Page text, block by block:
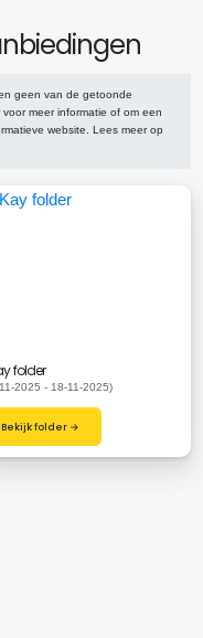
geen van de getoonde
meer informatie of om een
website. Lees meer op
folder
2025 - 18-11-2025)
Bekijk folder →